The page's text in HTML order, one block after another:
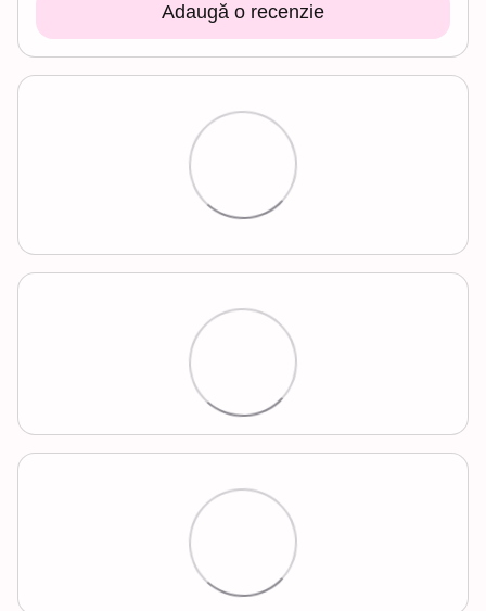
Adaugă o recenzie